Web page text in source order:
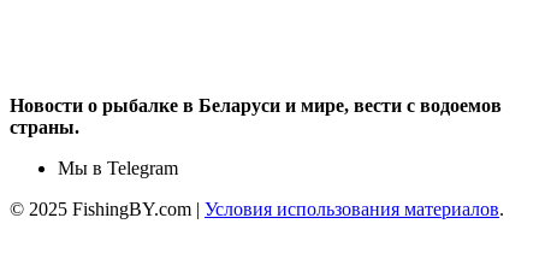
Новости о рыбалке в Беларуси и мире, вести с водоемов
страны.
Мы в Telegram
© 2025 FishingBY.com | Условия использования материалов.